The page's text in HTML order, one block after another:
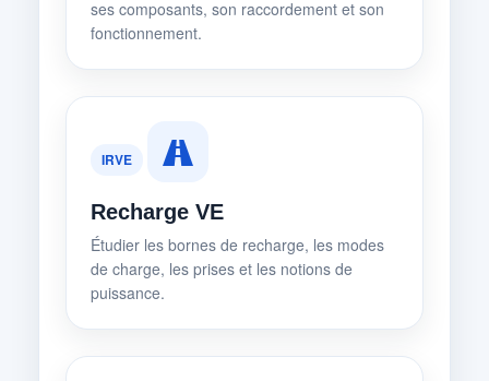
ses composants, son raccordement et son
fonctionnement.
IRVE
Recharge VE
Étudier les bornes de recharge, les modes
de charge, les prises et les notions de
puissance.